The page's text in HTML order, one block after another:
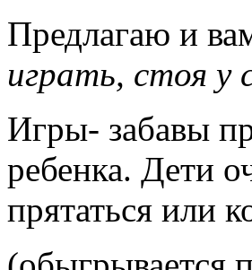
Предлагаю и
играть, стоя у
Игры- забавы
ребенка. Дети
прятаться или